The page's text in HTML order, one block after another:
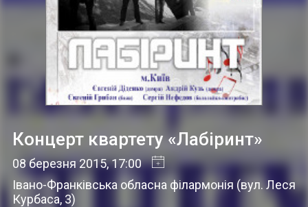
Концерт квартету «Лабіринт»
08 березня 2015, 17:00
Івано-Франківська обласна філармонія (вул. Леся
Курбаса, 3)